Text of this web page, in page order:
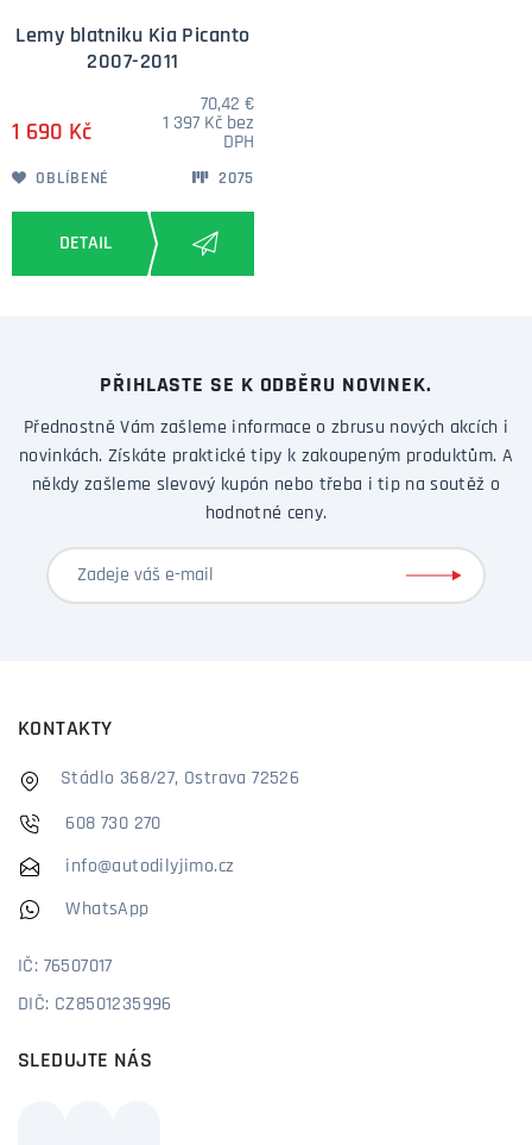
Lemy blatniku Kia Picanto
2007-2011
1 690 Kč
70,42 €
1 397 Kč bez
DPH
OBLÍBENÉ 2075
PŘIHLASTE SE K ODBĚRU NOVINEK.
Přednostně Vám zašleme informace o zbrusu nových akcích i
novinkách. Získáte praktické tipy k zakoupeným produktům. A
někdy zašleme slevový kupón nebo třeba i tip na soutěž o
hodnotné ceny.
KONTAKTY
Stádlo 368/27, Ostrava 72526
608 730 270
info@autodilyjimo.cz
WhatsApp
IČ: 76507017
DIČ: CZ8501235996
SLEDUJTE NÁS